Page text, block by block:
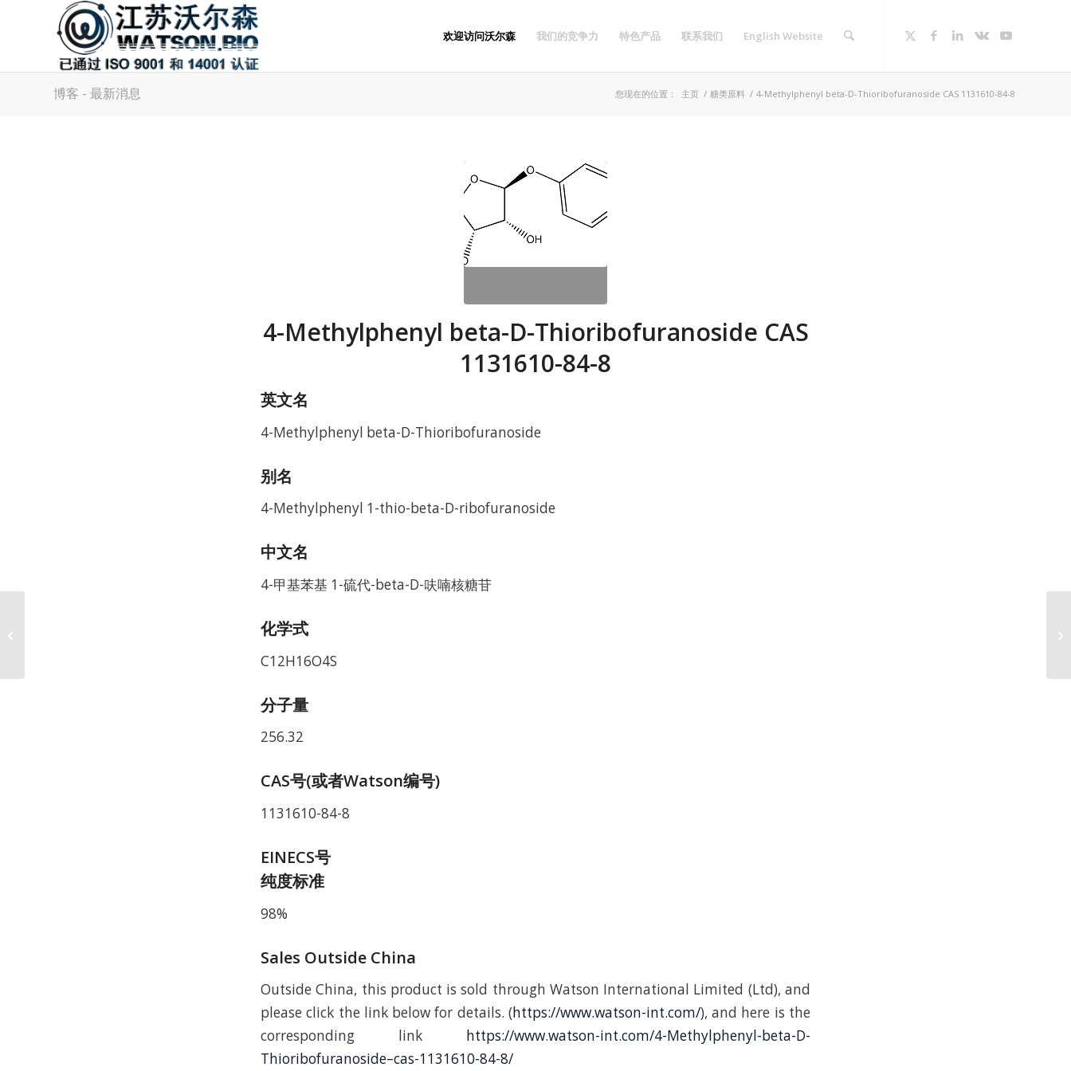
欢迎访问沃尔森 我们的竞争力 特色产品 联系我们 English Website
博客 - 最新消息 您现在的位置： 主页 / 糖类原料 / 4-Methylphenyl beta-D-Thioribofuranoside CAS 1131610-84-8
4-Methylphenyl beta-D-Thioribofuranoside CAS
1131610-84-8
英文名
4-Methylphenyl beta-D-Thioribofuranoside
别名
4-Methylphenyl 1-thio-beta-D-ribofuranoside
中文名
4-甲基苯基 1-硫代-beta-D-呋喃核糖苷
化学式
C12H16O4S
分子量
256.32
CAS号(或者Watson编号)
1131610-84-8
EINECS号
纯度标准
98%
Sales Outside China
Outside China, this product is sold through Watson International Limited (Ltd), and
please click the link below for details. (https://www.watson-int.com/), and here is the
corresponding link https://www.watson-int.com/4-Methylphenyl-beta-D-
Thioribofuranoside–cas-1131610-84-8/